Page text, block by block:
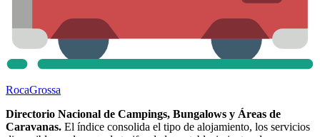
RocaGrossa
Directorio Nacional de Campings, Bungalows y Áreas de
Caravanas. El índice consolida el tipo de alojamiento, los servicios